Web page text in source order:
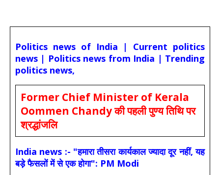
Politics news of India | Current politics
news | Politics news from India | Trending
politics news,
Former Chief Minister of Kerala
Oommen Chandy की पहली पुण्य तिथि पर
श्रद्धांजलि
India news :- "हमारा तीसरा कार्यकाल ज्यादा दूर नहीं, यह
बड़े फैसलों में से एक होगा": PM Modi